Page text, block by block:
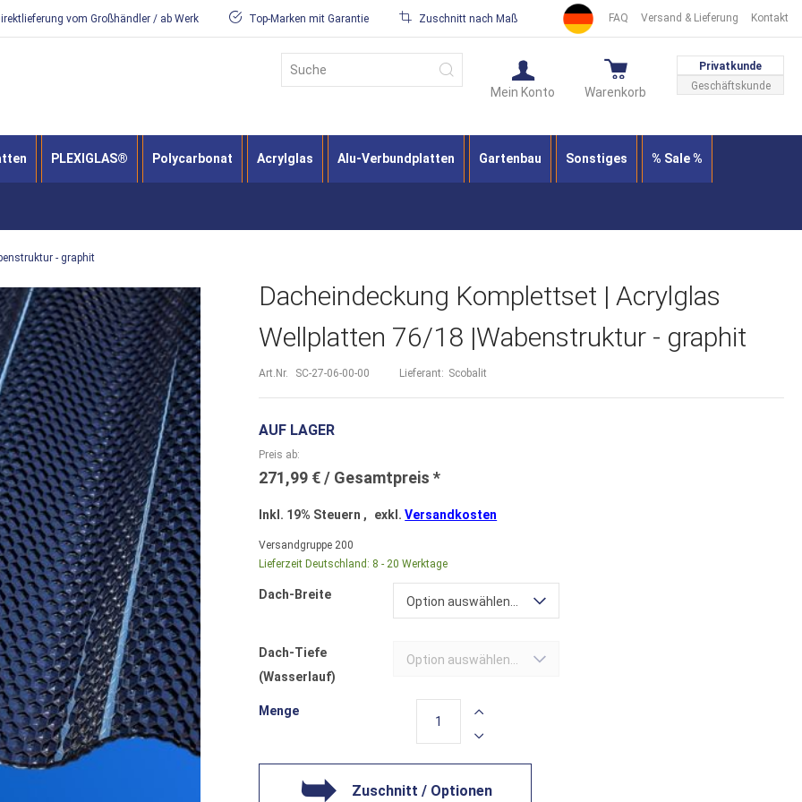
FAQ Versand & Lieferung Kontakt
vom Großhändler / ab Werk Top-Marken mit Garantie Zuschnitt nach Maß
Privatkunde
Geschäftskunde
Warenkorb
Mein Konto
Suche
PLEXIGLAS® Polycarbonat Acrylglas Alu-Verbundplatten Gartenbau Sonstiges % Sale %
- graphit
Dacheindeckung Komplettset | Acrylglas
Wellplatten 76/18 |Wabenstruktur - graphit
Art.Nr. SC-27-06-00-00 Lieferant: Scobalit
AUF LAGER
Preis ab
271,99 €
Inkl. 19% Steuern , exkl.Versandkosten
Versandgruppe 200
Lieferzeit Deutschland: 8 - 20 Werktage
Dach-Breite Option auswählen...
Dach-Tiefe
(Wasserlauf)
Option auswählen...
Menge
Zuschnitt / Optionen